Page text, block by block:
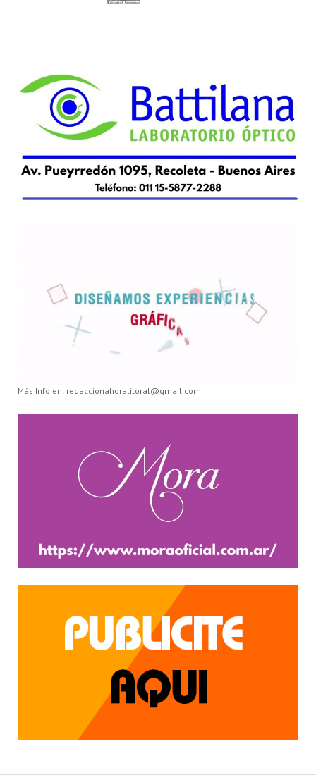
Más Info en: redaccionahoralitoral@gmail.com